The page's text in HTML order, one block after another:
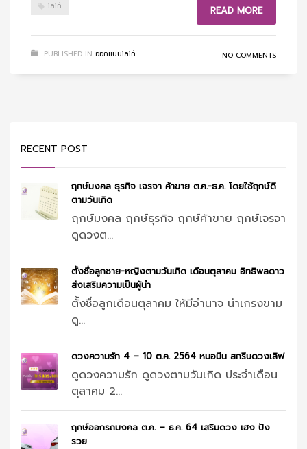
โลโก้ READ MORE
PUBLISHED IN ออกแบบโลโก้ NO COMMENTS
RECENT POST
ฤกษ์มงคล ธุรกิจ เจรจา ค้าขาย ต.ค.-ธ.ค. โดยใช้ฤกษ์ดี
ตามวันเกิด
ฤกษ์มงคล ฤกษ์ธุรกิจ ฤกษ์ค้าขาย ฤกษ์เจรจา
ดูดวงต...
ตั้งชื่อลูกชาย-หญิงตามวันเกิด เดือนตุลาคม อิทธิพลดาว
ส่งเสริมความเป็นผู้นำ
ตั้งชื่อลูกเดือนตุลาคม ให้มีอำนาจ น่าเกรงขาม
ดู...
ดวงความรัก 4 – 10 ต.ค. 2564 หมอมีน สกรีนดวงเลิฟ
ดูดวงความรัก ดูดวงตามวันเกิด ประจำเดือน
ตุลาคม 2...
ฤกษ์ออกรถมงคล ต.ค. – ธ.ค. 64 เสริมดวง เฮง ปัง
รวย